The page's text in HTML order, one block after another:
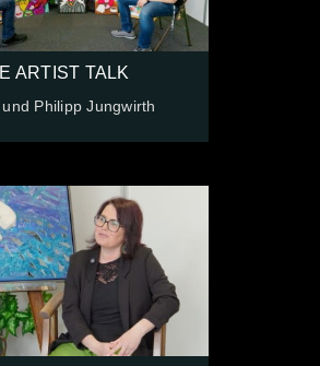
ARTIST TALK
Philipp Jungwirth